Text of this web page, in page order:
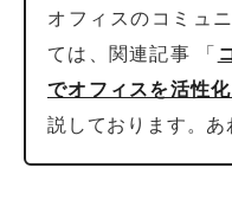
オフィスのコミュ
ては、関連記事 「
でオフィスを活性
説しております。あ